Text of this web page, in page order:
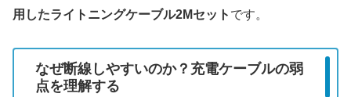
用したライトニングケーブル2Mセット です。
なぜ断線しやすいのか？充電ケーブルの弱
点を理解する